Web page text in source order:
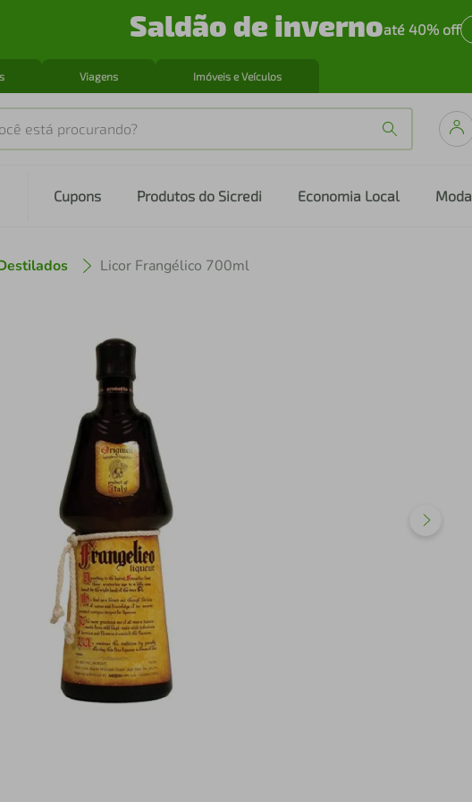
Saldão de invernoaté 40% off
Viagens Imóveis e Veículos
está procurando?
Cupons Produtos do Sicredi Economia Local Moda
Licor Frangélico 700ml